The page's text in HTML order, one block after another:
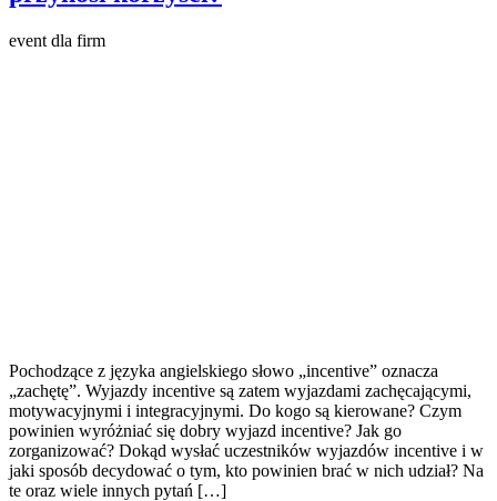
event dla firm
Pochodzące z języka angielskiego słowo „incentive” oznacza
„zachętę”. Wyjazdy incentive są zatem wyjazdami zachęcającymi,
motywacyjnymi i integracyjnymi. Do kogo są kierowane? Czym
powinien wyróżniać się dobry wyjazd incentive? Jak go
zorganizować? Dokąd wysłać uczestników wyjazdów incentive i w
jaki sposób decydować o tym, kto powinien brać w nich udział? Na
te oraz wiele innych pytań […]